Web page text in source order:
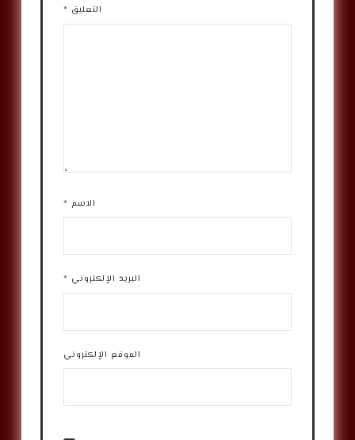
التعليق *
الاسم *
البريد الإلكتروني *
الموقع الإلكتروني